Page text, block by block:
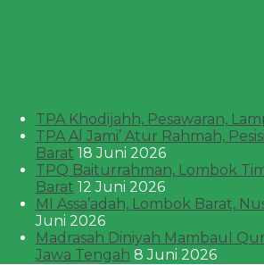
TPA Khodijahh, Pesawaran,
TPA Al Jami’ Atur Rahmah,
Barat 18 Juni 2026
TPQ Baiturrahman, Lombok
Barat 12 Juni 2026
MI Assa’adah, Lombok Barat,
Juni 2026
Madrasah Diniyah Mambaul
Jawa Tengah 8 Juni 2026